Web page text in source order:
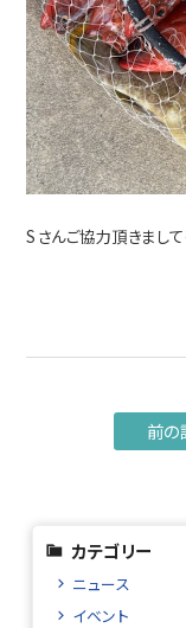
Sさんご協力頂きまし
前の
カテゴリー
ニュース
イベント